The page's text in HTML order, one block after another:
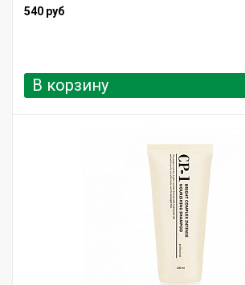
540 руб
В корзину